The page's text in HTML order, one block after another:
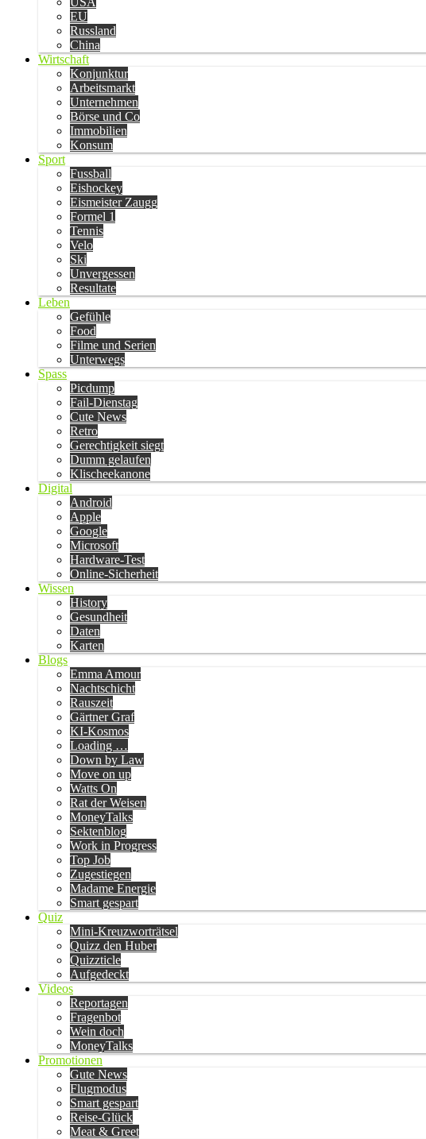
EU
Russland
China
Wirtschaft
Konjunktur
Arbeitsmarkt
Unternehmen
Börse und Co
Immobilien
Konsum
Sport
Fussball
Eishockey
Eismeister Zaugg
Formel 1
Tennis
Velo
Ski
Unvergessen
Resultate
Leben
Gefühle
Food
Filme und Serien
Unterwegs
Spass
Picdump
Fail-Dienstag
Cute News
Retro
Gerechtigkeit siegt
Dumm gelaufen
Klischeekanone
Digital
Android
Apple
Google
Microsoft
Hardware-Test
Online-Sicherheit
Wissen
History
Gesundheit
Daten
Karten
Blogs
Emma Amour
Nachtschicht
Rauszeit
Gärtner Graf
KI-Kosmos
Loading …
Down by Law
Move on up
Watts On
Rat der Weisen
MoneyTalks
Sektenblog
Work in Progress
Top Job
Zugestiegen
Madame Energie
Smart gespart
Quiz
Mini-Kreuzworträtsel
Quizz den Huber
Quizzticle
Aufgedeckt
Videos
Reportagen
Fragenbot
Wein doch
MoneyTalks
Promotionen
Gute News
Flugmodus
Smart gespart
Reise-Glück
Meat & Greet